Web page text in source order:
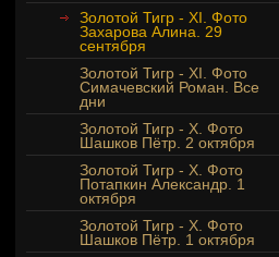
Золотой Тигр - XI. Фото
Захарова Алина. 29
сентября
Золотой Тигр - XI. Фото
Симачевский Роман. Все
дни
Золотой Тигр - Х. Фото
Шашков Пётр. 2 октября
Золотой Тигр - Х. Фото
Потапкин Александр. 1
октября
Золотой Тигр - Х. Фото
Шашков Пётр. 1 октября